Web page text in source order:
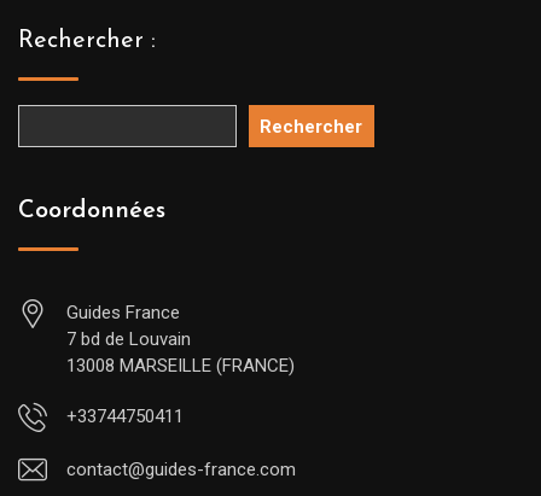
Rechercher :
Rechercher
Coordonnées
Guides France
7 bd de Louvain
13008 MARSEILLE (FRANCE)
+33744750411
contact@guides-france.com